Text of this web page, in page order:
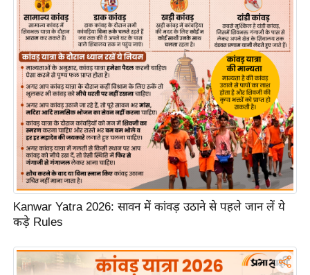
रं
ज
न
ज
ग
त
बॉ
ली
वु
ड
हॉ
ली
वु
ड
फि
Kanwar Yatra 2026: सावन में कांवड़ उठाने से पहले जान लें ये
कड़े Rules